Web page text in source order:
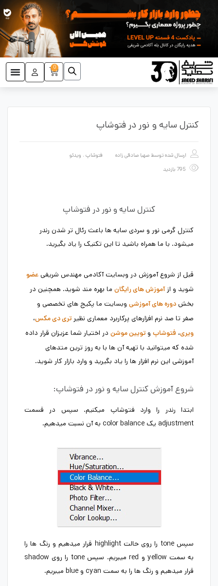
0
کنترل سایه و نور در فتوشاپ
ارسال شده توسط صهبا صادقی زاده فتوشاپ ، ویدئو
کنترل سایه و نور در فتوشاپ
کنترل گرمی نور و سردی سایه ها باعث رئال تر شدن رندر
میشود. با ما همراه باشید تا این تکنیک را یاد بگیرید.
قبل از شروع آموزش در وبسایت آکادمی مهندس شریفی عضو
شوید و ازآموزش های رایگان ما بهره مند شوید. همچنین در
بخش دوره های آموزشی وبسایت ما پکیج های تخصصی و
صفر تا صد نرم افزارهای پرکاربرد معماری نظیر تری دی مکس،
ویری، فتوشاپ و تویین موشن در اختیار شما عزیزان قرار داده
شده که میتوانید با تهیه آن ها با به روز ترین متدهای
آموزشی این نرم افزار ها را یاد بگیرید و وارد بازار کار شوید.
شروع آموزش کنترل سایه و نور در فتوشاپ:
ابتدا رندر را وارد فتوشاپ میکنیم. سپس در قسمت
adjustment یک color balance به آن نسبت میدهیم.
سپس tone را روی حالت highlight قرار میدهیم و رنگ ها را
به سمت yellow و red میبریم. سپس tone را روی shadow
قرار میدهیم و رنگ ها را به سمت cyan و blue میبریم.